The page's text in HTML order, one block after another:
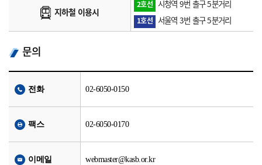
지하철 이용시
2호선 시청역 9번 출구 5분거리
1호선 서울역 3번 출구 5분거리
문의
전화 02-6050-0150
팩스 02-6050-0170
이메일 webmaster@kasb.or.kr